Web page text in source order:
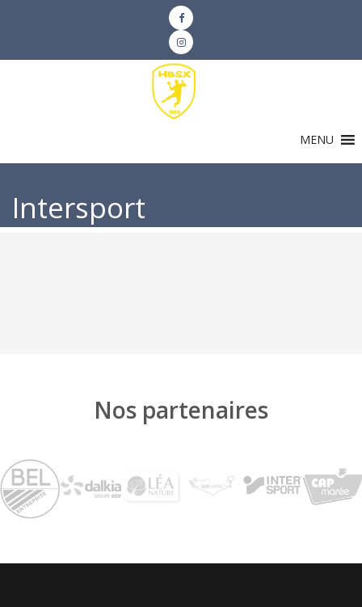
MENU
Intersport
Nos partenaires